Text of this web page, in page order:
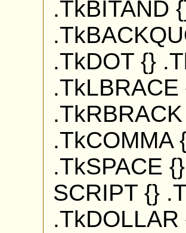
.TkBITAND
.TkDOT {}
.TkCOMMA
.TkSPACE
SCRIPT {}
.TkDOLLAR